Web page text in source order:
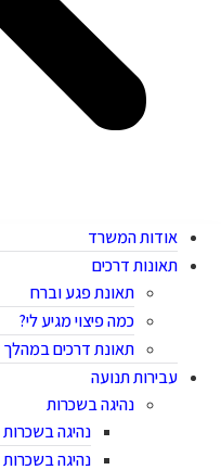
אודות המשרד
תאונות דרכים
תאונת פגע וברח
כמה פיצוי מגיע לי?
תאונת דרכים במהלך
עבירות תנועה
נהיגה בשכרות
נהיגה בשכרות
נהיגה